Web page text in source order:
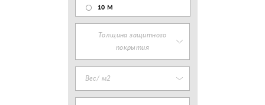
10 М
Толщина защитного
покрытия
Вес/ м2